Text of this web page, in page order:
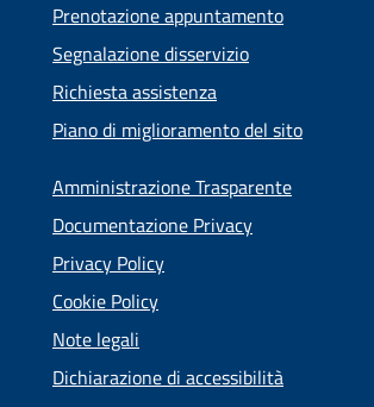
Prenotazione appuntamento
Segnalazione disservizio
Richiesta assistenza
Piano di miglioramento del sito
Amministrazione Trasparente
Documentazione Privacy
Privacy Policy
Cookie Policy
Note legali
Dichiarazione di accessibilità